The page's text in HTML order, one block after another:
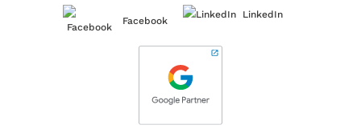
Facebook
LinkedIn